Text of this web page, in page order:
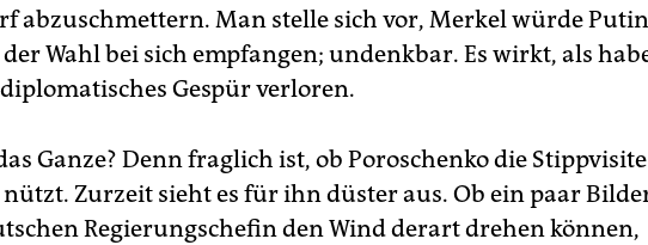
abzuschmettern. Man stelle sich vor, Merkel würde Putin
Wahl bei sich empfangen; undenkbar. Es wirkt, als
Gespür verloren.
Ganze? Denn fraglich ist, ob Poroschenko die Stippvisite
Zurzeit sieht es für ihn düster aus. Ob ein paar
Regierungschefin den Wind derart drehen können,